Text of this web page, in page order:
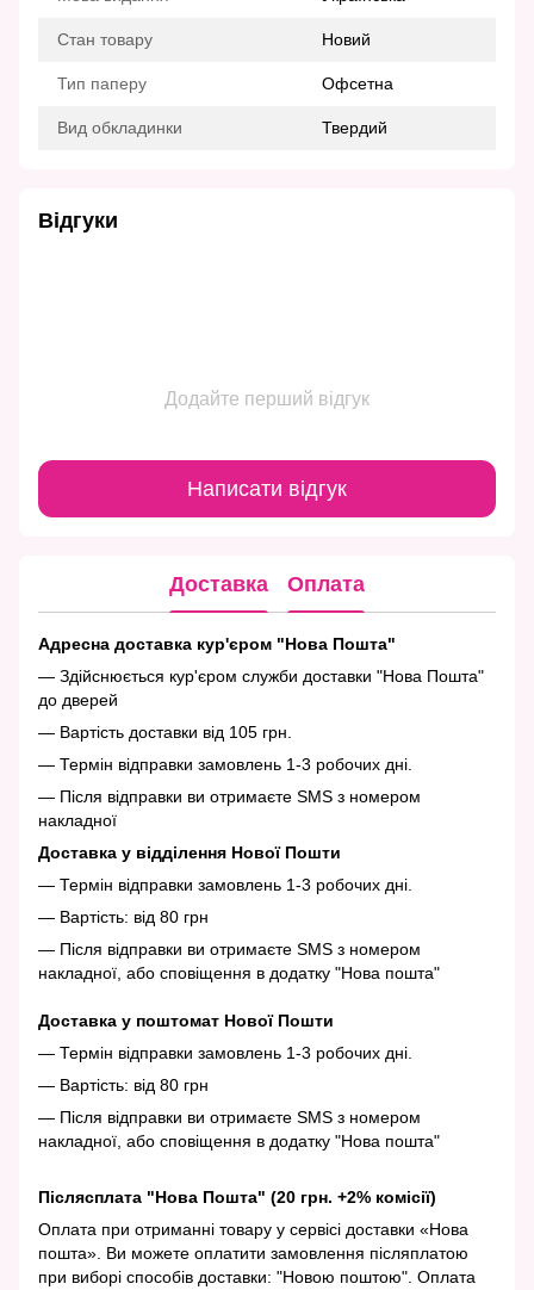
Стан товару Новий
Тип паперу Офсетна
Вид обкладинки Твердий
Відгуки
Додайте перший відгук
Написати відгук
Доставка Оплата
Адресна доставка кур'єром "Нова Пошта"
— Здійснюється кур'єром служби доставки "Нова Пошта"
до дверей
— Вартість доставки від 105 грн.
— Термін відправки замовлень 1-3 робочих дні.
— Після відправки ви отримаєте SMS з номером
накладної
Доставка у відділення Нової Пошти
— Термін відправки замовлень 1-3 робочих дні.
— Вартість: від 80 грн
— Після відправки ви отримаєте SMS з номером
накладної, або сповіщення в додатку "Нова пошта"
Доставка у поштомат Нової Пошти
— Термін відправки замовлень 1-3 робочих дні.
— Вартість: від 80 грн
— Після відправки ви отримаєте SMS з номером
накладної, або сповіщення в додатку "Нова пошта"
Післясплата "Нова Пошта" (20 грн. +2% комісії)
Оплата при отриманні товару у сервісі доставки «Нова
пошта». Ви можете оплатити замовлення післяплатою
при виборі способів доставки: "Новою поштою". Оплата